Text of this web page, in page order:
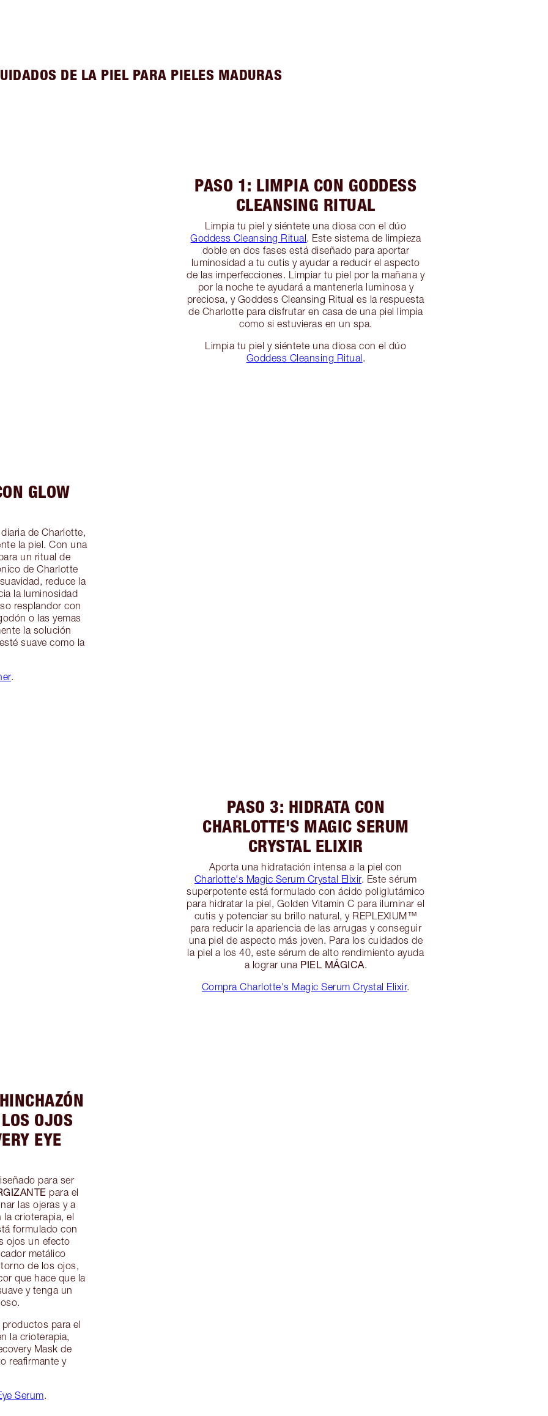
DE LA PIEL PARA PIELES MADURAS
PASO 1: LIMPIA CON GODDESS
CLEANSING RITUAL
Limpia tu piel y siéntete una diosa con el dúo
Goddess Cleansing Ritual. Este sistema de limpieza
doble en dos fases está diseñado para aportar
luminosidad a tu cutis y ayudar a reducir el aspecto
de las imperfecciones. Limpiar tu piel por la mañana y
por la noche te ayudará a mantenerla luminosa y
preciosa, y Goddess Cleansing Ritual es la respuesta
de Charlotte para disfrutar en casa de una piel limpia
como si estuvieras en un spa.
Limpia tu piel y siéntete una diosa con el dúo
Goddess Cleansing Ritual.
GLOW
de Charlotte,
la piel. Con una
un ritual de
de Charlotte
reduce la
la luminosidad
resplandor con
o las yemas
la solución
suave como la
.
PASO 3: HIDRATA CON
CHARLOTTE'S MAGIC SERUM
CRYSTAL ELIXIR
Aporta una hidratación intensa a la piel con
Charlotte's Magic Serum Crystal Elixir. Este sérum
superpotente está formulado con ácido poliglutámico
para hidratar la piel, Golden Vitamin C para iluminar el
cutis y potenciar su brillo natural, y REPLEXIUM™
para reducir la apariencia de las arrugas y conseguir
una piel de aspecto más joven. Para los cuidados de
la piel a los 40, este sérum de alto rendimiento ayuda
a lograr una PIEL MÁGICA.
Compra Charlotte's Magic Serum Crystal Elixir.
OJOS
EYE
para ser
para el
las ojeras y a
crioterapia, el
formulado con
ojos un efecto
metálico
de los ojos,
que hace que la
y tenga un
para el
la crioterapia,
Mask de
reafirmante y
Serum.